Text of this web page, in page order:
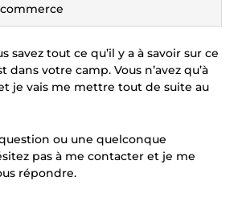
savez tout ce qu’il y a à savoir sur ce
dans votre camp. Vous n’avez qu’à
je vais me mettre tout de suite au
ou une quelconque
pas à me contacter et je me
répondre.